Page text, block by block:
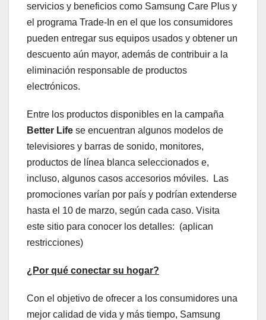
servicios y beneficios como Samsung Care Plus y
el programa Trade-In en el que los consumidores
pueden entregar sus equipos usados y obtener un
descuento aún mayor, además de contribuir a la
eliminación responsable de productos
electrónicos.
Entre los productos disponibles en la campaña
Better Life se encuentran algunos modelos de
televisiores y barras de sonido, monitores,
productos de línea blanca seleccionados e,
incluso, algunos casos accesorios móviles. Las
promociones varían por país y podrían extenderse
hasta el 10 de marzo, según cada caso. Visita
este sitio para conocer los detalles: (aplican
restricciones)
¿Por qué conectar su hogar?
Con el objetivo de ofrecer a los consumidores una
mejor calidad de vida y más tiempo, Samsung